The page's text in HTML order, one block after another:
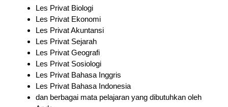
Les Privat Biologi
Les Privat Ekonomi
Les Privat Akuntansi
Les Privat Sejarah
Les Privat Geografi
Les Privat Sosiologi
Les Privat Bahasa Inggris
Les Privat Bahasa Indonesia
dan berbagai mata pelajaran yang dibutuhkan oleh